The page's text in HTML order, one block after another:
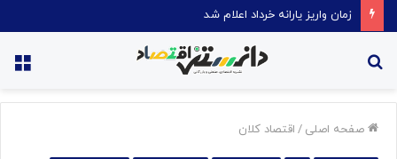
قیمت روغن دریکسال رکورد زد
صفحه اصلی / اقتصاد کلان